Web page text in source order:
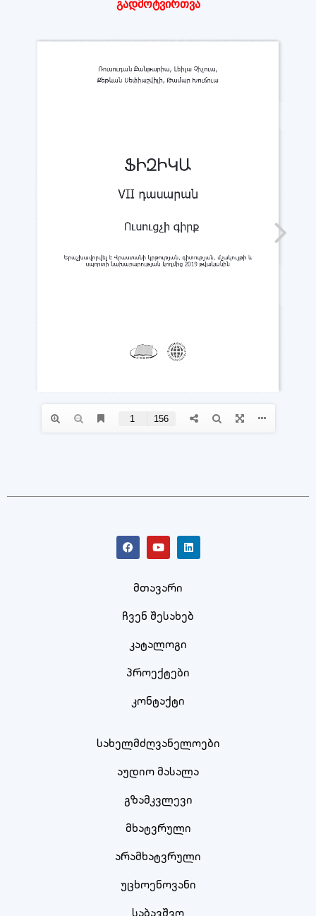
გადმოტვირთვა
მთავარი
ჩვენ შესახებ
კატალოგი
პროექტები
კონტაქტი
სახელმძღვანელოები
აუდიო მასალა
გზამკვლევი
მხატვრული
არამხატვრული
უცხოენოვანი
საბავშვო